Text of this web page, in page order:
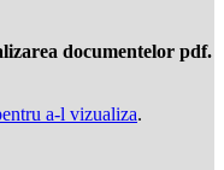
documentelor pdf.
a-l vizualiza.